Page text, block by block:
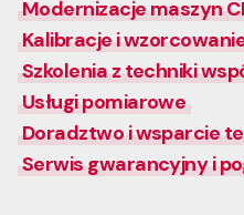
Modernizacje maszyn
Kalibracje i
Szkolenia z techniki
Usługi pomiarowe
Doradztwo i wsparcie
Serwis gwarancyjny i